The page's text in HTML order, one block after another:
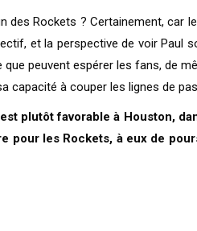
des Rockets ? Certainement, car
et la perspective de voir Paul
peuvent espérer les fans, de
capacité à couper les lignes de
plutôt favorable à Houston,
pour les Rockets, à eux de